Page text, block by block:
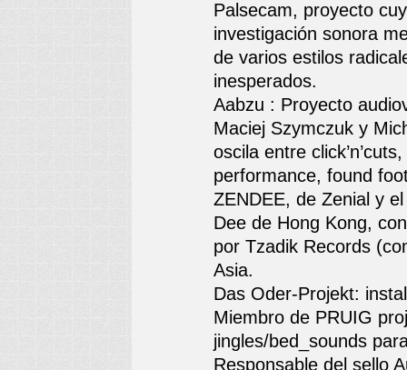
Palsecam, proyecto
investigación sonora
de varios estilos
inesperados.
Aabzu : Proyecto
Maciej Szymczuk y
oscila entre
performance, found
ZENDEE, de Zenial y
Dee de Hong Kong,
por Tzadik Records
Asia.
Das Oder-Projekt:
Miembro de PRUIG
jingles/bed_sounds
Responsable del sello